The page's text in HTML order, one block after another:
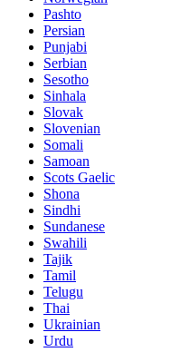
Pashto
Persian
Punjabi
Serbian
Sesotho
Sinhala
Slovak
Slovenian
Somali
Samoan
Scots Gaelic
Shona
Sindhi
Sundanese
Swahili
Tajik
Tamil
Telugu
Thai
Ukrainian
Urdu